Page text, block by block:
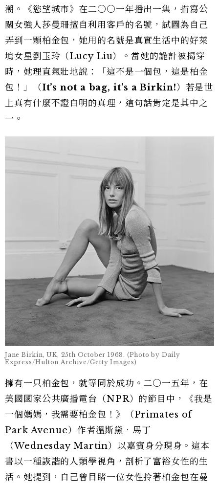
潮。《慾望城市》在二○○一年播出一集，描寫公
關女強人莎曼珊擅自利用客戶的名號，試圖為自己
弄到一顆柏金包，她用的名號是真實生活中的好萊
塢女星劉玉玲（Lucy Liu）。當她的詭計被揭穿
時，她理直氣壯地說：「這不是一個包，這是柏金
包！」（It’s not a bag, it’s a Birkin!）若是世
上真有什麼不證自明的真理，這句話肯定是其中之
一。
Jane Birkin, UK, 25th October 1968. (Photo by Daily
Express/Hulton Archive/Getty Images)
擁有一只柏金包，就等同於成功。二○一五年，在
美國國家公共廣播電台（NPR）的節目中，《我是
一個媽媽，我需要柏金包！》（Primates of
Park Avenue）作者溫斯黛．馬丁
（Wednesday Martin）以嘉賓身分現身。這本
書以一種詼諧的人類學視角，剖析了富裕女性的生
活。她提到，自己曾目睹一位女性拎著柏金包在曼